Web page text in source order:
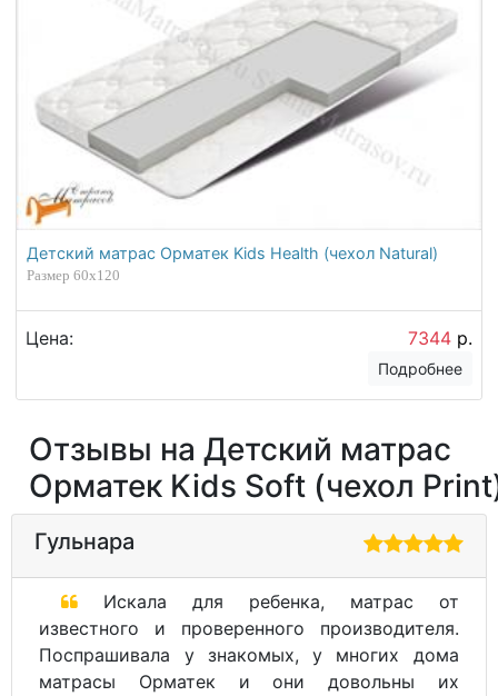
Детский матрас Орматек Kids Health (чехол Natural)
Размер 60х120
Цена: 7344 р.
Подробнее
Отзывы на Детский матрас
Орматек Kids Soft (чехол
Гульнара
Искала для ребенка, матрас от
известного и проверенного производителя.
Поспрашивала у знакомых, у многих дома
матрасы Орматек и они довольны их